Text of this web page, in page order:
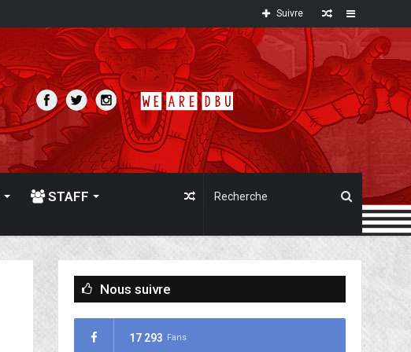
Sidebar
Article
au
hasard
Suivre
STAFF Article
Nous suivre
17 293 Fans